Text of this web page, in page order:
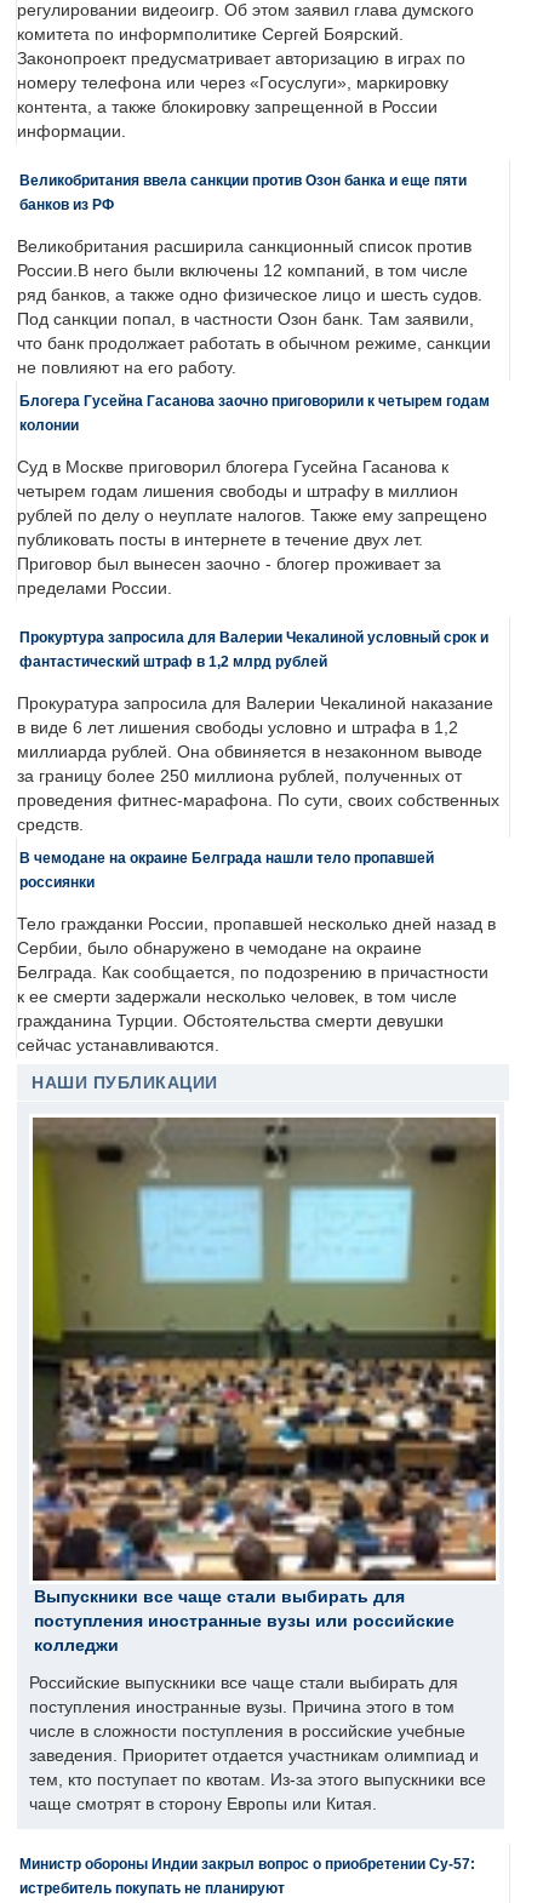
регулировании видеоигр. Об этом заявил глава думского
комитета по информполитике Сергей Боярский.
Законопроект предусматривает авторизацию в играх по
номеру телефона или через «Госуслуги», маркировку
контента, а также блокировку запрещенной в России
информации.
Великобритания ввела санкции против Озон банка и еще пяти
банков из РФ
Великобритания расширила санкционный список против
России.В него были включены 12 компаний, в том числе
ряд банков, а также одно физическое лицо и шесть судов.
Под санкции попал, в частности Озон банк. Там заявили,
что банк продолжает работать в обычном режиме, санкции
не повлияют на его работу.
Блогера Гусейна Гасанова заочно приговорили к четырем годам
колонии
Суд в Москве приговорил блогера Гусейна Гасанова к
четырем годам лишения свободы и штрафу в миллион
рублей по делу о неуплате налогов. Также ему запрещено
публиковать посты в интернете в течение двух лет.
Приговор был вынесен заочно - блогер проживает за
пределами России.
Прокуртура запросила для Валерии Чекалиной условный срок и
фантастический штраф в 1,2 млрд рублей
Прокуратура запросила для Валерии Чекалиной наказание
в виде 6 лет лишения свободы условно и штрафа в 1,2
миллиарда рублей. Она обвиняется в незаконном выводе
за границу более 250 миллиона рублей, полученных от
проведения фитнес-марафона. По сути, своих собственных
средств.
В чемодане на окраине Белграда нашли тело пропавшей
россиянки
Тело гражданки России, пропавшей несколько дней назад в
Сербии, было обнаружено в чемодане на окраине
Белграда. Как сообщается, по подозрению в причастности
к ее смерти задержали несколько человек, в том числе
гражданина Турции. Обстоятельства смерти девушки
сейчас устанавливаются.
НАШИ ПУБЛИКАЦИИ
Выпускники все чаще стали выбирать для
поступления иностранные вузы или российские
колледжи
Российские выпускники все чаще стали выбирать для
поступления иностранные вузы. Причина этого в том
числе в сложности поступления в российские учебные
заведения. Приоритет отдается участникам олимпиад и
тем, кто поступает по квотам. Из-за этого выпускники все
чаще смотрят в сторону Европы или Китая.
Министр обороны Индии закрыл вопрос о приобретении Су-57:
истребитель покупать не планируют